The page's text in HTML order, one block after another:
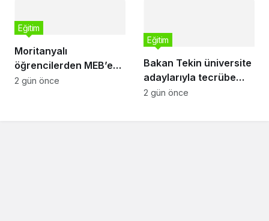
Moritanyalı
öğrencilerden MEB’e
ziyaret
Eğitim
2 gün önce
Bakan Tekin üniversite
adaylarıyla tecrübe
paylaştı
Eğitim
2 gün önce